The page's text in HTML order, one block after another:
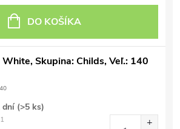
DO KOŠÍKA
White, Skupina: Childs, Veľ.: 140
dní (>5 ks)